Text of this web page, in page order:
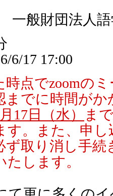
一般財団法人
6/17 17:00
時点でzoomの
までに時間が
17日（水）
ま
す。また、申
ず取り消し手
します。